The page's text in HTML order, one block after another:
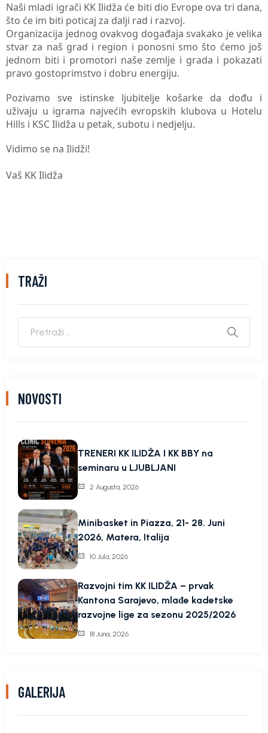
Naši mladi igrači KK Ilidža će biti dio Evrope ova tri dana,
što će im biti poticaj za dalji rad i razvoj.
Organizacija jednog ovakvog događaja svakako je velika
stvar za naš grad i region i ponosni smo što ćemo još
jednom biti i promotori naše zemlje i grada i pokazati
pravo gostoprimstvo i dobru energiju.
Pozivamo sve istinske ljubitelje košarke da dođu i
uživaju u igrama najvećih evropskih klubova u Hotelu
Hills i KSC Ilidža u petak, subotu i nedjelju.
Vidimo se na Ilidži!
Vaš KK Ilidža
TRAŽI
NOVOSTI
TRENERI KK ILIDŽA I KK BBY na
seminaru u LJUBLJANI
2 Augusta, 2026
Minibasket in Piazza, 21- 28. Juni
2026, Matera, Italija
10 Jula, 2026
Razvojni tim KK ILIDŽA – prvak
Kantona Sarajevo, mlađe kadetske
razvojne lige za sezonu 2025/2026
18 Juna, 2026
GALERIJA